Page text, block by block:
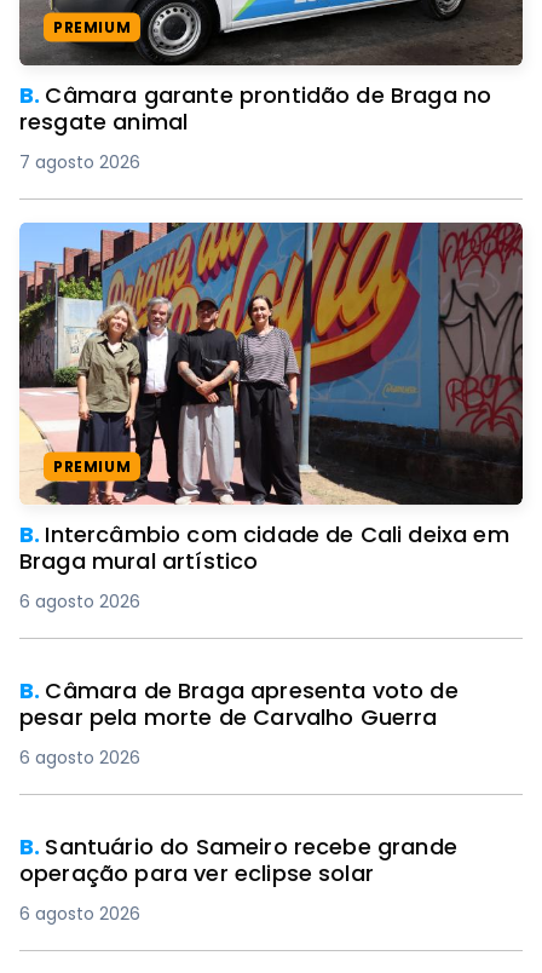
PREMIUM
B. Câmara garante prontidão de Braga no
resgate animal
7 agosto 2026
PREMIUM
B. Intercâmbio com cidade de Cali deixa em
Braga mural artístico
6 agosto 2026
B. Câmara de Braga apresenta voto de
pesar pela morte de Carvalho Guerra
6 agosto 2026
B. Santuário do Sameiro recebe grande
operação para ver eclipse solar
6 agosto 2026